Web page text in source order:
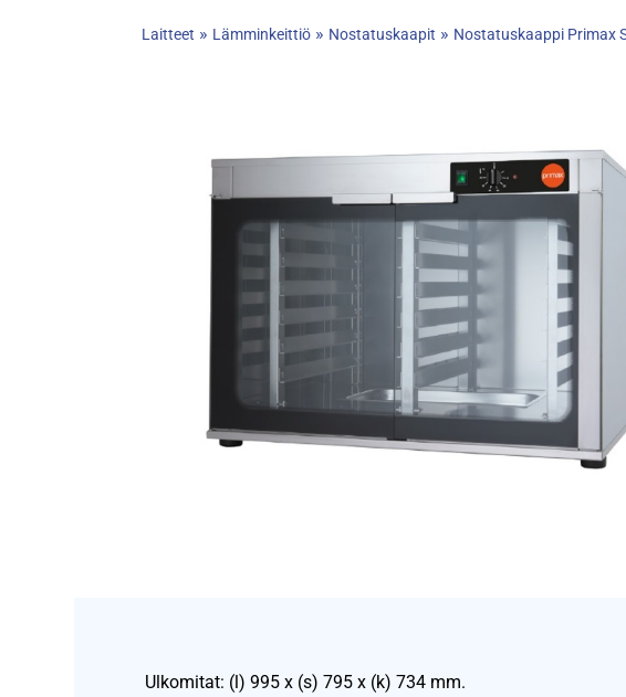
Laitteet » Lämminkeittiö» Nostatuskaapit » Nostatuskaappi Primax
Ulkomitat: (l) 995 x (s) 795 x (k) 734 mm.